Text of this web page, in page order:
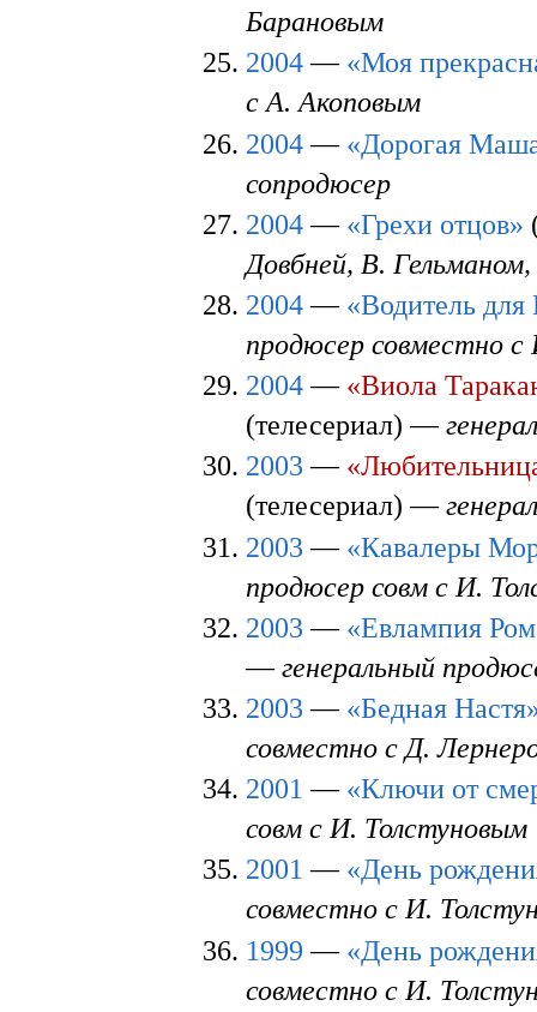
Барановым
2004— «Моя
с А. Акоповым
2004— «Дорогая
сопродюсер
2004— «Грехи отцов»
Довбней, В.
2004— «Водитель
продюсер совместно
2004— «Виола
(телесериал) —
2003 —
(телесериал) —
2003 — «Кавалеры
продюсер совм с И.
2003 — «Евлампия
—генеральный
2003 — «Бедная
совместно с Д.
2001 — «Ключи от
совм с И. Толстуновым
2001 — «День
совместно с И.
1999 — «День
совместно с И.